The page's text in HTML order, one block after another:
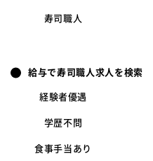
寿司職人
給与で寿司職人求人を検索
経験者優遇
学歴不問
食事手当あり